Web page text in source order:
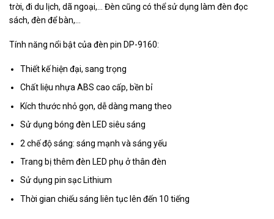
trời, đi du lịch, dã ngoại,… Đèn cũng có thể sử dụng làm đèn đọc
sách, đèn để bàn,…
Tính năng nổi bật của đèn pin DP-9160:
Thiết kế hiện đại, sang trọng
Chất liệu nhựa ABS cao cấp, bền bỉ
Kích thước nhỏ gọn, dễ dàng mang theo
Sử dụng bóng đèn LED siêu sáng
2 chế độ sáng: sáng mạnh và sáng yếu
Trang bị thêm đèn LED phụ ở thân đèn
Sử dụng pin sạc Lithium
Thời gian chiếu sáng liên tục lên đến 10 tiếng